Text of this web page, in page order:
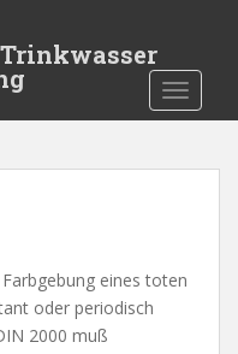
eines toten
oder periodisch
2000 muß